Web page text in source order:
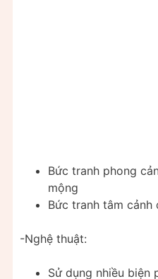
Bức tranh phong
mộng
Bức tranh tâm cảnh
-Nghệ thuật:
Sử dụng nhiều biện